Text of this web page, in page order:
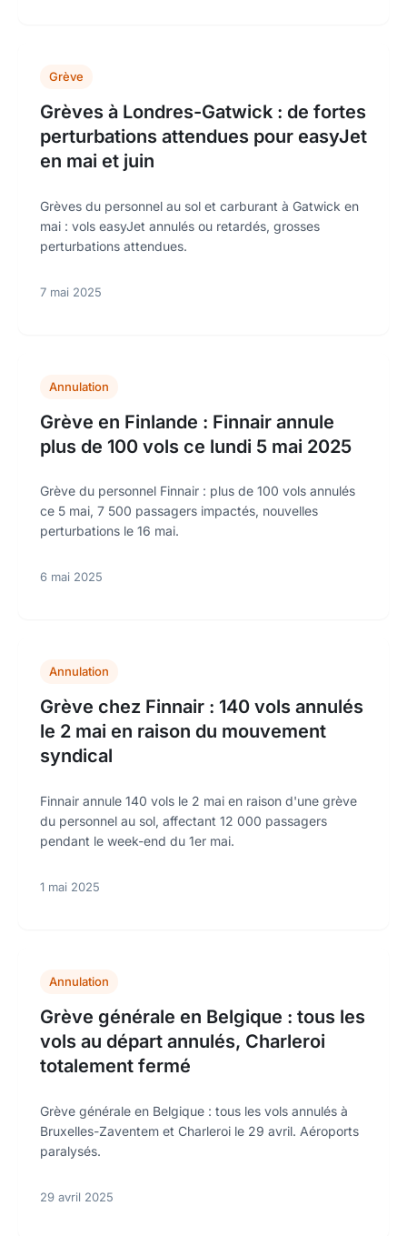
Grève
Grèves à Londres-Gatwick : de fortes
perturbations attendues pour easyJet
en mai et juin
Grèves du personnel au sol et carburant à Gatwick en
mai : vols easyJet annulés ou retardés, grosses
perturbations attendues.
7 mai 2025
Annulation
Grève en Finlande : Finnair annule
plus de 100 vols ce lundi 5 mai 2025
Grève du personnel Finnair : plus de 100 vols annulés
ce 5 mai, 7 500 passagers impactés, nouvelles
perturbations le 16 mai.
6 mai 2025
Annulation
Grève chez Finnair : 140 vols annulés
le 2 mai en raison du mouvement
syndical
Finnair annule 140 vols le 2 mai en raison d'une grève
du personnel au sol, affectant 12 000 passagers
pendant le week-end du 1er mai.
1 mai 2025
Annulation
Grève générale en Belgique : tous les
vols au départ annulés, Charleroi
totalement fermé
Grève générale en Belgique : tous les vols annulés à
Bruxelles-Zaventem et Charleroi le 29 avril. Aéroports
paralysés.
29 avril 2025